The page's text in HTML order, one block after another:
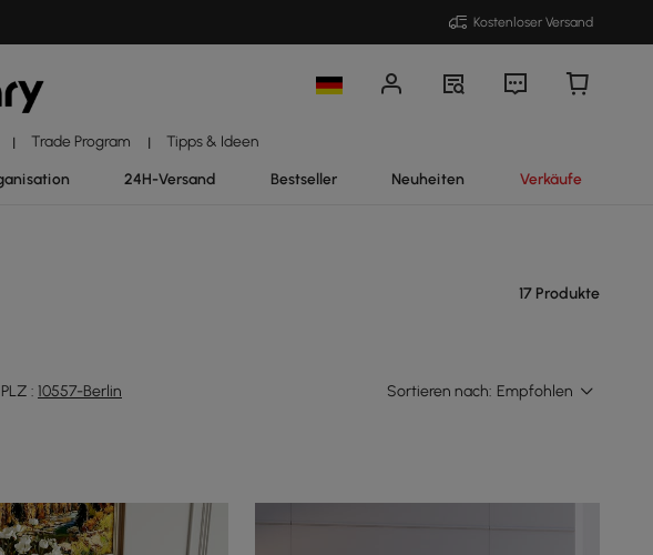
Kostenloser Versand
| Trade Program | Tipps & Ideen
24H-Versand Bestseller Neuheiten Verkäufe
17 Produkte
PLZ : 10557-Berlin Sortieren nach: Empfohlen